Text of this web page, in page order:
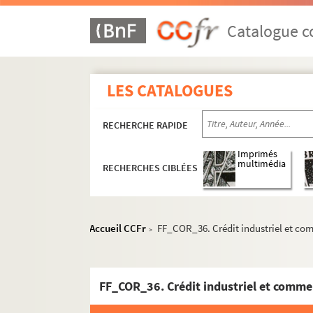
Catalogue
LES CATALOGUES
RECHERCHE RAPIDE
RECHERCHES CIBLÉES
Imprimés
multimédia
Accueil CCFr > FF_COR_36. Crédit industriel et
FF_COR_36. Crédit industriel et
Correspondance